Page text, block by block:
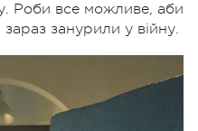
Роби все можливе, аби
занурили у війну.